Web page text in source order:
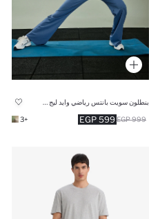
599 EGP 999 EGP
+3